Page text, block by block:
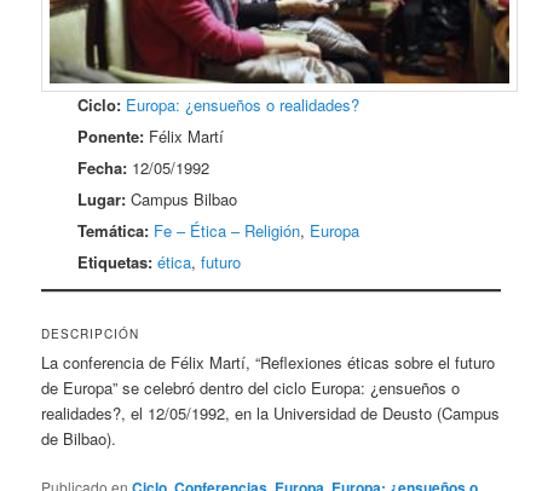
Ciclo: Europa: ¿ensueños o realidades?
Ponente: Félix Martí
Fecha: 12/05/1992
Lugar: Campus Bilbao
Temática: Fe – Ética – Religión, Europa
Etiquetas: ética,futuro
DESCRIPCIÓN
La conferencia de Félix Martí, “Reflexiones éticas sobre el futuro
de Europa” se celebró dentro del ciclo Europa: ¿ensueños o
realidades?, el 12/05/1992, en la Universidad de Deusto (Campus
de Bilbao).
Publicado en , , ,